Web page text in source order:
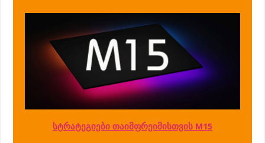
სტრატეგიები თაიმფრეიმისთვის M15